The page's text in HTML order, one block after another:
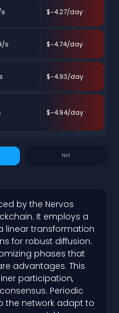
$-4.27/day
s $-4.74/day
$-4.93/day
$-4.94/day
by the Nervos
It employs a
linear transformation
for robust diffusion.
phases that
advantages. This
participation,
Periodic
the network adapt to